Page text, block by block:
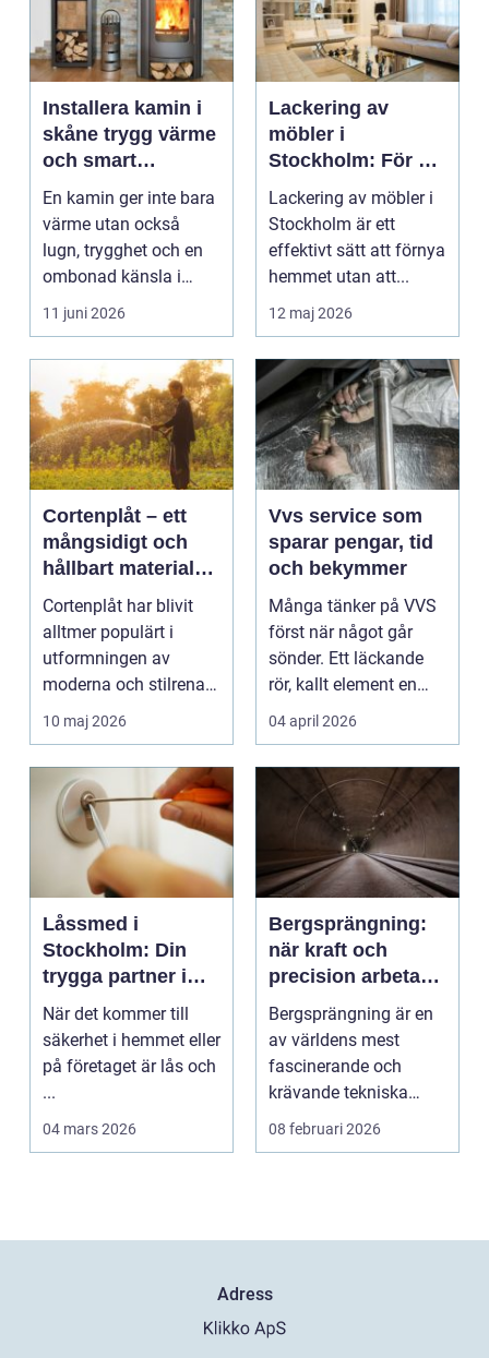
Installera kamin i
skåne trygg värme
och smart
investering
En kamin ger inte bara
värme utan också
lugn, trygghet och en
ombonad känsla i
hemmet. Allt fler hus...
11 juni 2026
Lackering av
möbler i
Stockholm: För ett
hållbart och
snyggt hem
Lackering av möbler i
Stockholm är ett
effektivt sätt att förnya
hemmet utan att...
12 maj 2026
Cortenplåt – ett
mångsidigt och
hållbart material
för din trädgård
Cortenplåt har blivit
alltmer populärt i
utformningen av
moderna och stilrena
trädg&...
10 maj 2026
Vvs service som
sparar pengar, tid
och bekymmer
Många tänker på VVS
först när något går
sönder. Ett läckande
rör, kallt element en
vintermorgon elle...
04 april 2026
Låssmed i
Stockholm: Din
trygga partner i
huvudstaden
När det kommer till
säkerhet i hemmet eller
på företaget är lås och
...
04 mars 2026
Bergsprängning:
när kraft och
precision arbetar
tillsammans
Bergsprängning är en
av världens mest
fascinerande och
krävande tekniska
procedu...
08 februari 2026
Adress